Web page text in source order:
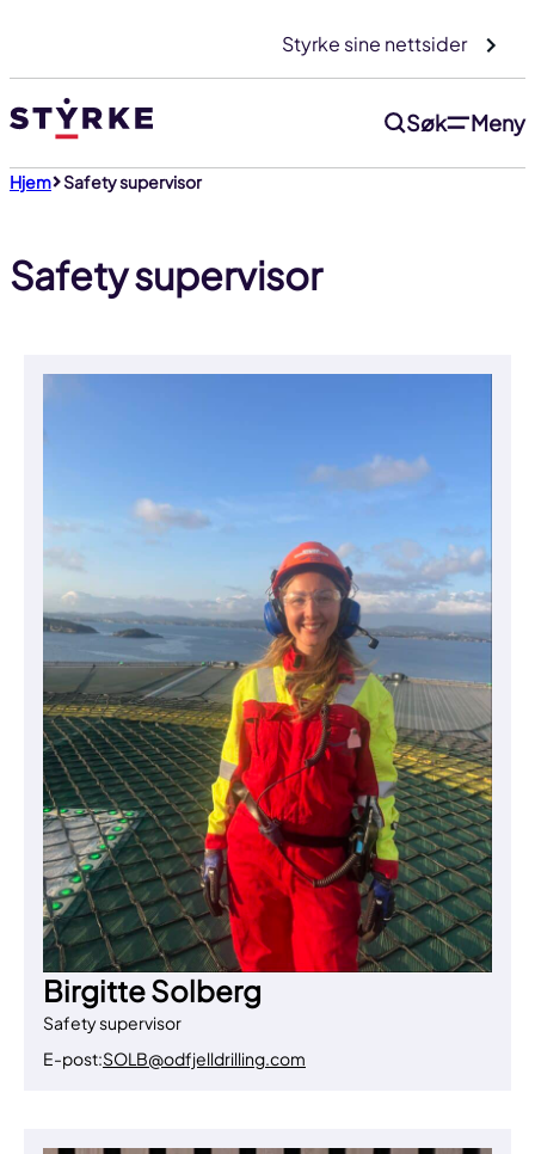
innhold
Styrke sine nettsider
Søk Meny
Hjem Safety supervisor
Safety supervisor
Birgitte Solberg
Safety supervisor
E-post:SOLB@odfjelldrilling.com